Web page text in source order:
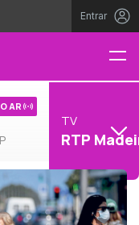
Entrar
AR
TV
RTP